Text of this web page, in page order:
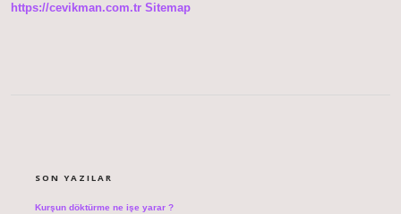
https://cevikman.com.tr Sitemap
SON YAZILAR
Kurşun döktürme ne işe yarar ?